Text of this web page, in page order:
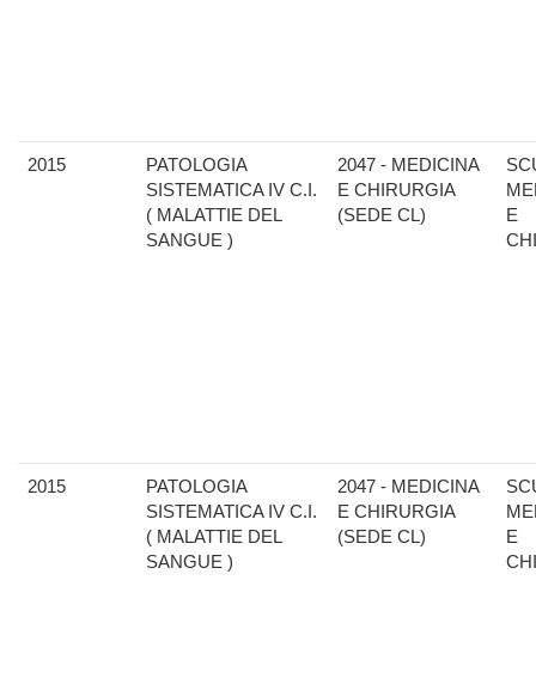
2015
PATOLOGIA
SISTEMATICA IV C.I.
( MALATTIE DEL
SANGUE )
2047 - MEDICINA
E CHIRURGIA
(SEDE CL)
E
2015
PATOLOGIA
SISTEMATICA IV C.I.
( MALATTIE DEL
SANGUE )
2047 - MEDICINA
E CHIRURGIA
(SEDE CL)
E